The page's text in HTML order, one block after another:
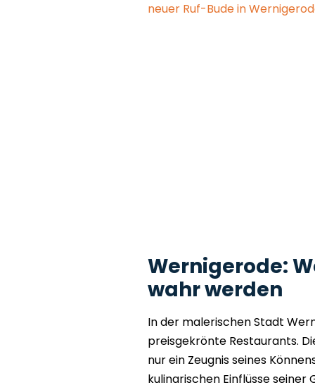
neuer Ruf-Bude in
Wernigerode:
wahr werden
In der malerischen Stadt
preisgekrönte Restaurants.
nur ein Zeugnis seines
kulinarischen Einflüsse